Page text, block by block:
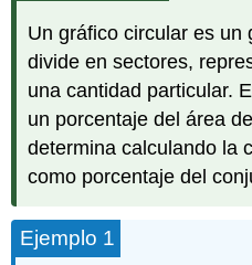
Un gráfico circular es un
divide en sectores,
una cantidad particular.
un porcentaje del área
determina calculando la
como porcentaje del
Ejemplo 1